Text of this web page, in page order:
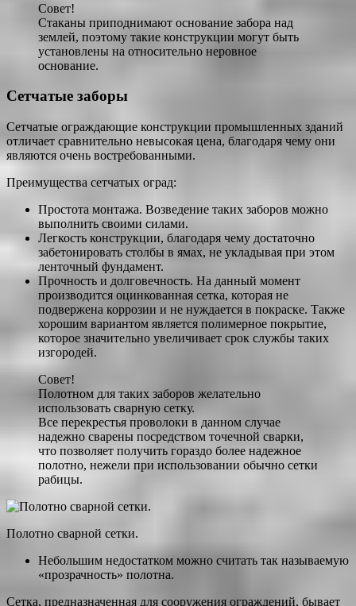
Совет!
Стаканы приподнимают основание забора над
землей, поэтому такие конструкции могут быть
установлены на относительно неровное
основание.
Сетчатые заборы
Сетчатые ограждающие конструкции промышленных зданий
отличает сравнительно невысокая цена, благодаря чему они
являются очень востребованными.
Преимущества сетчатых оград:
Простота монтажа. Возведение таких заборов можно
выполнить своими силами.
Легкость конструкции, благодаря чему достаточно
забетонировать столбы в ямах, не укладывая при этом
ленточный фундамент.
Прочность и долговечность. На данный момент
производится оцинкованная сетка, которая не
подвержена коррозии и не нуждается в покраске. Также
хорошим вариантом является полимерное покрытие,
которое значительно увеличивает срок службы таких
изгородей.
Совет!
Полотном для таких заборов желательно
использовать сварную сетку.
Все перекрестья проволоки в данном случае
надежно сварены посредством точечной сварки,
что позволяет получить гораздо более надежное
полотно, нежели при использовании обычно сетки
рабицы.
Полотно сварной сетки.
Небольшим недостатком можно считать так называемую
«прозрачность» полотна.
Сетка, предназначенная для сооружения ограждений, бывает